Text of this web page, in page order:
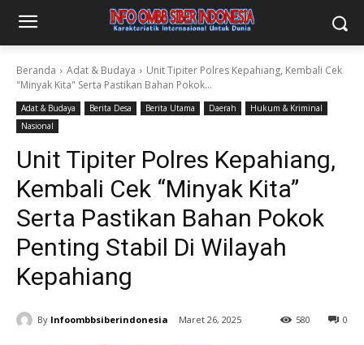
Beranda Adat & Budaya
Unit Tipiter Polres Kepahiang, Kembali Cek
"Minyak Kita" Serta Pastikan Bahan Pokok...
Adat & Budaya Berita Desa Berita Utama Daerah
Hukum & Kriminal
Nasional
Unit Tipiter Polres Kepahiang,
Kembali Cek “Minyak Kita”
Serta Pastikan Bahan Pokok
Penting Stabil Di Wilayah
Kepahiang
By Infoombbsiberindonesia Maret 26, 2025 0
580